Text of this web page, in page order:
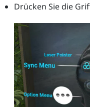
Drücken Sie die